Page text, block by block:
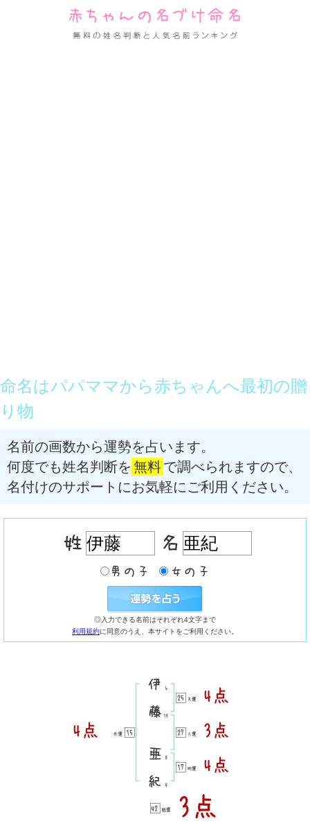
命名はパパママから赤ちゃんへ最初の贈
り物
名前の画数から運勢を占います。
何度でも姓名判断を 無料で調べられますので、
名付けのサポートにお気軽にご利用ください。
◎入力できる名前はそれぞれ4文字まで
利用規約に同意のうえ、本サイトをご利用ください。